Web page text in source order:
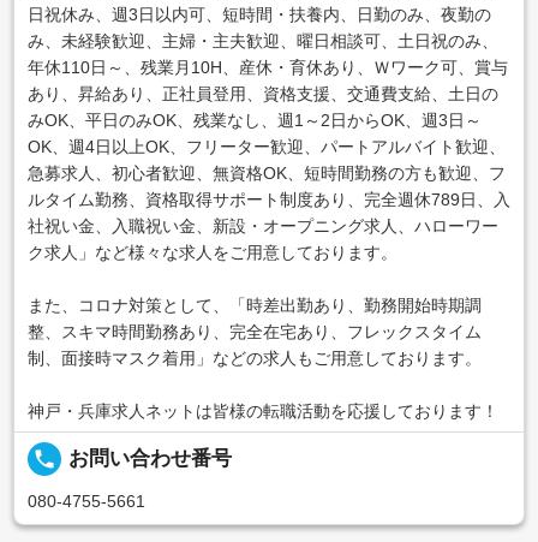
日祝休み、週3日以内可、短時間・扶養内、日勤のみ、夜勤の
み、未経験歓迎、主婦・主夫歓迎、曜日相談可、土日祝のみ、
年休110日～、残業月10H、産休・育休あり、Ｗワーク可、賞与
あり、昇給あり、正社員登用、資格支援、交通費支給、土日の
みOK、平日のみOK、残業なし、週1～2日からOK、週3日～
OK、週4日以上OK、フリーター歓迎、パートアルバイト歓迎、
急募求人、初心者歓迎、無資格OK、短時間勤務の方も歓迎、フ
ルタイム勤務、資格取得サポート制度あり、完全週休789日、入
社祝い金、入職祝い金、新設・オープニング求人、ハローワー
ク求人」など様々な求人をご用意しております。
また、コロナ対策として、「時差出勤あり、勤務開始時期調
整、スキマ時間勤務あり、完全在宅あり、フレックスタイム
制、面接時マスク着用」などの求人もご用意しております。
神戸・兵庫求人ネットは皆様の転職活動を応援しております！
local_phone お問い合わせ番号
080-4755-5661